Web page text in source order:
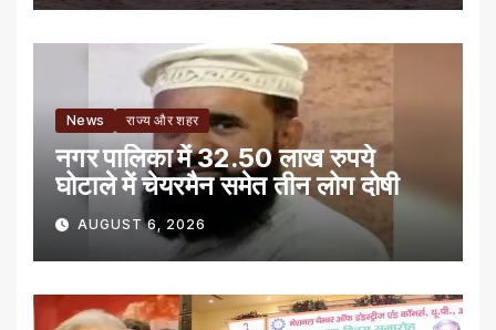
News राज्य और शहर
नगर पालिका में 32.50 लाख रुपये
घोटाले में चेयरमैन समेत तीन लोग दोषी
AUGUST 6, 2026